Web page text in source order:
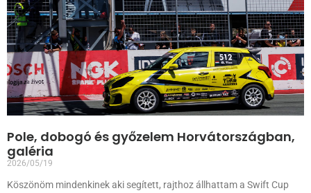
Pole, dobogó és győzelem Horvátországban,
galéria
2026/05/19
Köszönöm mindenkinek aki segített, rajthoz állhattam a Swift Cup